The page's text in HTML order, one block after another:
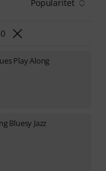
Popularitet
Play Along
Bluesy Jazz